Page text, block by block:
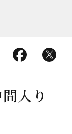
入り